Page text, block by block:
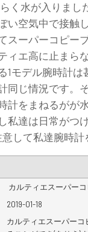
く水が入りまし
い空気中で接触
スーパーコピー
ィエ高に止まら
1モデル腕時計は
同じ情況です。
計をまねるがが
私達は日常がつ
して私達腕時計
カルティエスーパー
2019-01-18
カルティエスーパーコ